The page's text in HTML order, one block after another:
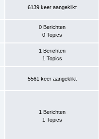
6139 keer aangeklikt
0 Berichten
0 Topics
1 Berichten
1 Topics
5561 keer aangeklikt
1 Berichten
1 Topics